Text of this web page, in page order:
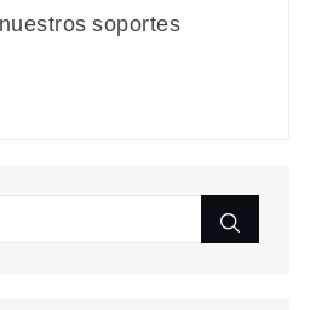
soportes